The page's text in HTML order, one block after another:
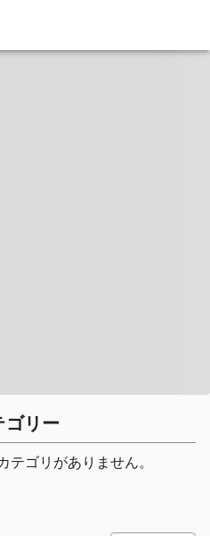
ゴリー
ゴリがありません。